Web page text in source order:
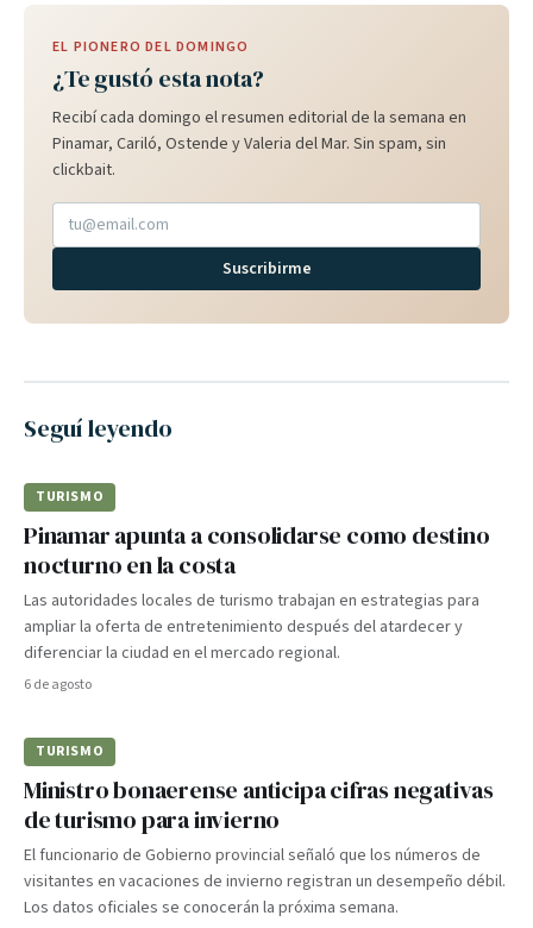
EL PIONERO DEL DOMINGO
¿Te gustó esta nota?
Recibí cada domingo el resumen editorial de la semana en
Pinamar, Cariló, Ostende y Valeria del Mar. Sin spam, sin
clickbait.
Suscribirme
Seguí leyendo
TURISMO
Pinamar apunta a consolidarse como destino
nocturno en la costa
Las autoridades locales de turismo trabajan en estrategias para
ampliar la oferta de entretenimiento después del atardecer y
diferenciar la ciudad en el mercado regional.
6 de agosto
TURISMO
Ministro bonaerense anticipa cifras negativas
de turismo para invierno
El funcionario de Gobierno provincial señaló que los números de
visitantes en vacaciones de invierno registran un desempeño débil.
Los datos oficiales se conocerán la próxima semana.